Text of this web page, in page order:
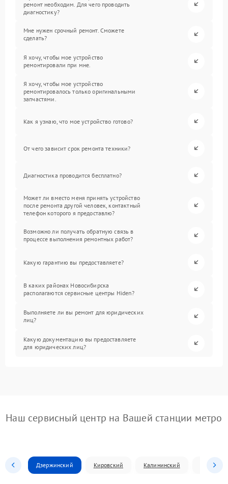
ремонт необходим. Для чего проводить
диагностику?
Мне нужен срочный ремонт. Сможете
сделать?
Я хочу, чтобы мое устройство
ремонтировали при мне.
Я хочу, чтобы мое устройство
ремонтировалось только оригинальными
запчастями.
Как я узнаю, что мое устройство готово?
От чего зависит срок ремонта техники?
Диагностика проводится бесплатно?
Может ли вместо меня принять устройство
после ремонта другой человек, контактный
телефон которого я предоставлю?
Возможно ли получать обратную связь в
процессе выполнения ремонтных работ?
Какую гарантию вы предоставляете?
В каких районах Новосибирска
располагаются сервисные центры Hiden?
Выполняете ли вы ремонт для юридических
лиц?
Какую документацию вы предоставляете
для юридических лиц?
Наш сервисный центр на Вашей станции метро
Дзержинский Кировский Калининский